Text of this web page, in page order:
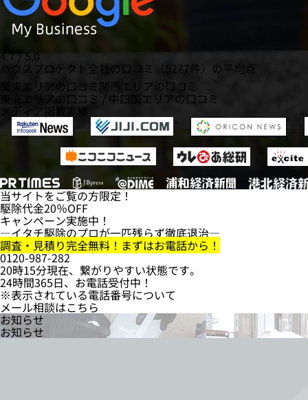
4.7 / 5.0
ハウスプロテクト全社の口コミ（5277件）の平均点
関東エリアの口コミ 関西エリアの口コミ
東海エリアの口コミ / 中四国エリアの口コミ
メディア掲載実績
当サイトをご覧の方限定！
駆除代金20％OFF
キャンペーン実施中！
―イタチ駆除のプロが一匹残らず徹底退治―
調査・見積り完全無料！まずはお電話から！
0120-987-282
20時15分現在、繋がりやすい状態です。
24時間365日、お電話受付中！
※表示されている電話番号について
メール相談はこちら
お知らせ
お知らせ